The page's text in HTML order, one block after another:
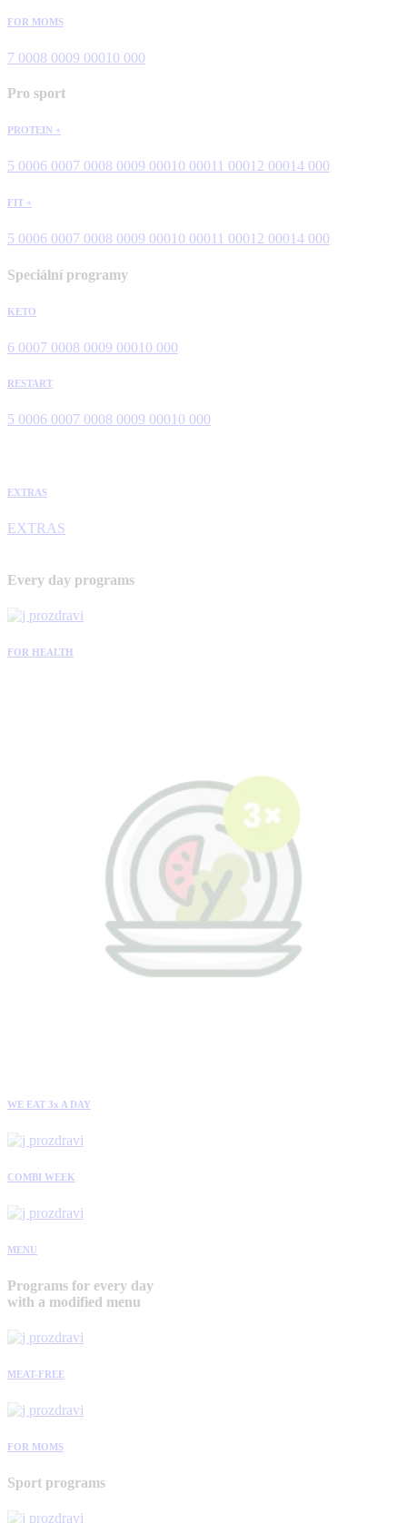
FOR MOMS
7 0008 0009 00010 000
Pro sport
PROTEIN +
5 0006 0007 0008 0009 00010 00011 00012 00014 000
FIT +
5 0006 0007 0008 0009 00010 00011 00012 00014 000
Speciální programy
KETO
6 0007 0008 0009 00010 000
RESTART
5 0006 0007 0008 0009 00010 000
EXTRAS
EXTRAS
Every day programs
FOR HEALTH
WE EAT 3x A DAY
COMBI WEEK
MENU
Programs for every day
with a modified menu
MEAT-FREE
FOR MOMS
Sport programs